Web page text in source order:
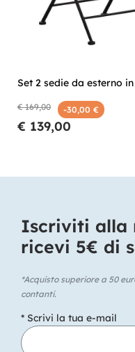
Set 2 sedie da esterno
€ 169,00 -30,00 €
€ 139,00
Iscriviti alla
ricevi 5€ di
*Acquisto superiore a 50
contanti.
* Scrivi la tua e-mail